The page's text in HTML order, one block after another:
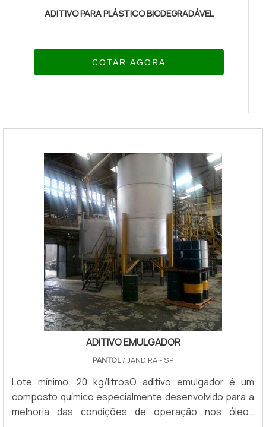
ADITIVO PARA PLÁSTICO BIODEGRADÁVEL
COTAR AGORA
ADITIVO EMULGADOR
PANTOL/ JANDIRA - SP
Lote mínimo: 20 kg/litrosO aditivo emulgador é um
composto químico especialmente desenvolvido para a
melhoria das condições de operação nos óleos